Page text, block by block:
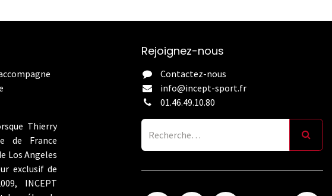
Thierry
de France
Los Angeles
exclusif de
INCEPT
Rejoignez-nous
Contactez-nous
info@incept-sport.fr
01.46.49.10.80